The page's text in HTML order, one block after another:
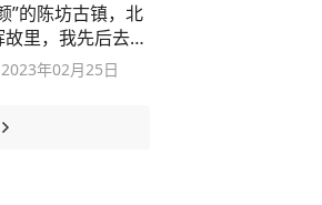
”的陈坊古镇，北
里，我先后去了
2023年02月25日